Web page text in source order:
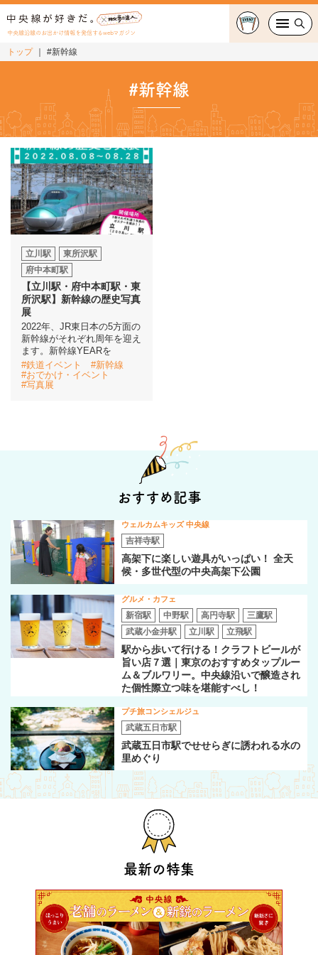
中央線沿線のお出かけ情報を発信するwebマガジン
スイーツ・テイクアウト
ショッピング
中央線カルチャー
特集
連載
中央線フェス
イベント情報
おしらせ
トップ #新幹線
#新幹線
立川駅
東所沢駅
府中本町駅
【立川駅・府中本町駅・東
所沢駅】新幹線の歴史写真
展
2022年、JR東日本の5方面の
新幹線がそれぞれ周年を迎え
ます。新幹線YEARを
#鉄道イベント
#新幹線
#おでかけ・イベント
#写真展
おすすめ記事
ウェルカムキッズ 中央線
吉祥寺駅
高架下に楽しい遊具がいっぱい！ 全天
候・多世代型の中央高架下公園
グルメ・カフェ
新宿駅 中野駅 高円寺駅
三鷹駅
武蔵小金井駅
立川駅 立飛駅
駅から歩いて行ける！クラフトビールが
旨い店７選｜東京のおすすめタップルー
ム＆ブルワリー。中央線沿いで醸造され
た個性際立つ味を堪能すべし！
プチ旅コンシェルジュ
武蔵五日市駅
武蔵五日市駅でせせらぎに誘われる水の
里めぐり
最新の特集